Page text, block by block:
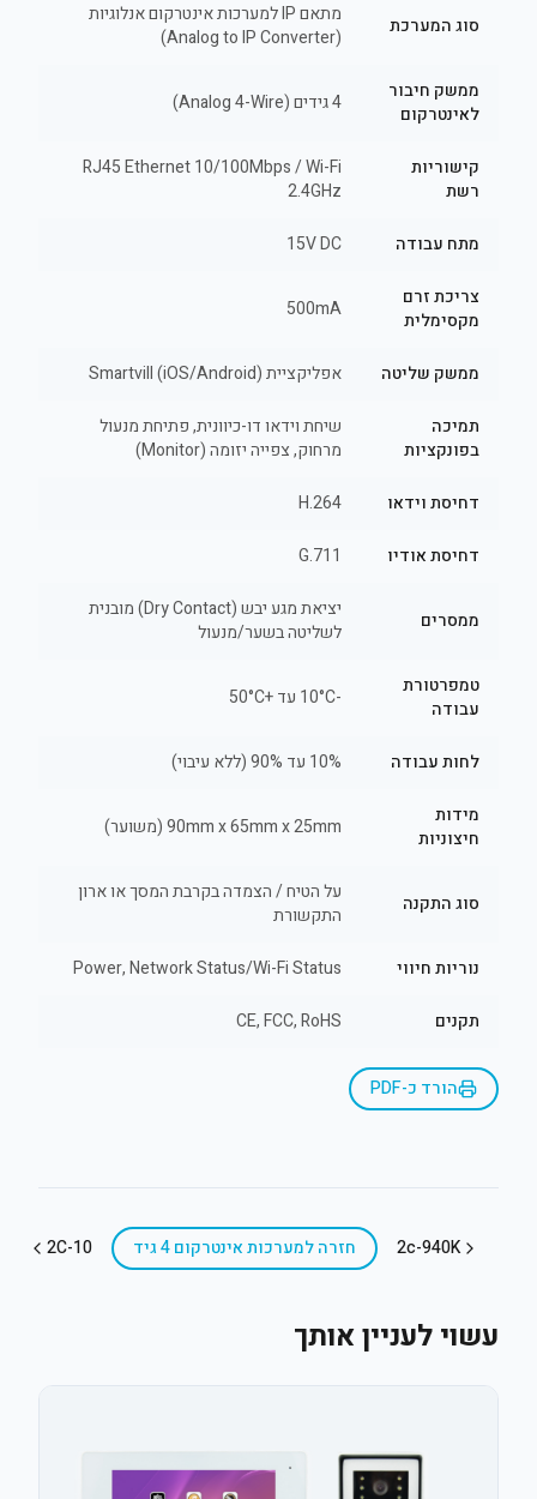
סוג המערכת
מתאם IP למערכות אינטרקום אנלוגיות
(Analog to IP Converter)
ממשק חיבור
לאינטרקום
4 גידים (Analog 4-Wire)
קישוריות
רשת
RJ45 Ethernet 10/100Mbps / Wi-Fi
2.4GHz
מתח עבודה 15V DC
צריכת זרם
מקסימלית
500mA
ממשק שליטה אפליקציית Smartvill (iOS/Android)
תמיכה
בפונקציות
שיחת וידאו דו-כיוונית, פתיחת מנעול
מרחוק, צפייה יזומה (Monitor)
דחיסת וידאו H.264
דחיסת אודיו G.711
ממסרים
יציאת מגע יבש (Dry Contact) מובנית
לשליטה בשער/מנעול
טמפרטורת
עבודה
-10°C עד +50°C
לחות עבודה 10% עד 90% (ללא עיבוי)
מידות
חיצוניות
90mm x 65mm x 25mm (משוער)
סוג התקנה
על הטיח / הצמדה בקרבת המסך או ארון
התקשורת
נוריות חיווי Power, Network Status/Wi-Fi Status
תקנים CE, FCC, RoHS
הורד כ-PDF
2c-940K חזרה למערכות אינטרקום 4 גיד 2C-10
עשוי לעניין אותך